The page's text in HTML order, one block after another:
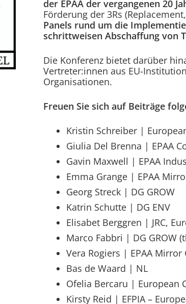
der EPAA der vergangenen 20
Förderung der 3Rs
Panels rund um die
schrittweisen Abschaffung von
Die Konferenz bietet darüber
Vertreter:innen aus EU-
Organisationen.
Freuen Sie sich auf Beiträge
Kristin Schreiber |
Giulia Del Brenna | EPAA
Gavin Maxwell | EPAA
Emma Grange | EPAA
Georg Streck | DG GROW
Katrin Schutte | DG ENV
Elisabet Berggren | JRC,
Marco Fabbri | DG GROW
Vera Rogiers | EPAA Mirror
Bas de Waard | NL
Ofelia Bercaru | European
Kirsty Reid | EFPIA –